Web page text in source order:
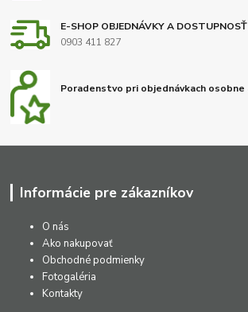
E-SHOP OBJEDNÁVKY A
0903 411 827
Poradenstvo pri objednávkach
Informácie pre zákazníkov
O nás
Ako nakupovať
Obchodné podmienky
Fotogaléria
Kontakty